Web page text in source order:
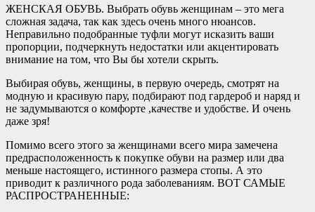
ЖЕНСКАЯ ОБУВЬ. Выбрать обувь женщинам – это мега
сложная задача, так как здесь очень много нюансов.
Неправильно подобранные туфли могут исказить ваши
пропорции, подчеркнуть недостатки или акцентировать
внимание на том, что Вы бы хотели скрыть.
Выбирая обувь, женщины, в первую очередь, смотрят на
модную и красивую пару, подбирают под гардероб и наряд и
не задумываются о комфорте ,качестве и удобстве. И очень
даже зря!
Помимо всего этого за женщинами всего мира замечена
предрасположенность к покупке обуви на размер или два
меньше настоящего, истинного размера стопы. А это
приводит к различного рода заболеваниям. ВОТ САМЫЕ
РАСПРОСТРАНЕННЫЕ: